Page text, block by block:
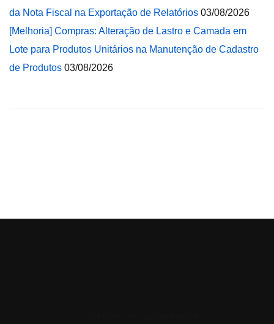
da Nota Fiscal na Exportação de Relatórios 03/08/2026
[Melhoria] Compras: Alteração de Lastro e Camada em
Lote para Produtos Unitários na Manutenção de Cadastro
de Produtos 03/08/2026